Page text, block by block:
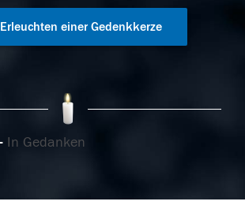
Erleuchten einer Gedenkkerze
In Gedanken